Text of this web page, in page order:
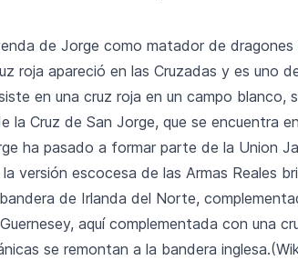
de Jorge como matador de
roja apareció en las Cruzadas y es uno
en una cruz roja en un campo blanco,
la Cruz de San Jorge, que se encuentra
ha pasado a formar parte de la Union
versión escocesa de las Armas Reales
de Irlanda del Norte,
aquí complementada con una
se remontan a la bandera